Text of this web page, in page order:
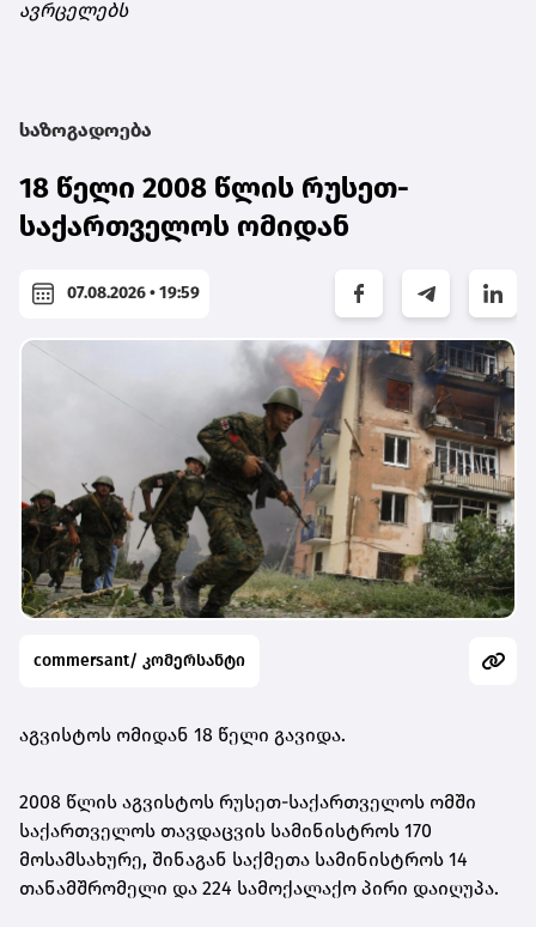
ავრცელებს
საზოგადოება
18 წელი 2008 წლის რუსეთ-
საქართველოს ომიდან
07.08.2026 • 19:59
commersant/ კომერსანტი
აგვისტოს ომიდან 18 წელი გავიდა.
2008 წლის აგვისტოს რუსეთ-საქართველოს ომში
საქართველოს თავდაცვის სამინისტროს 170
მოსამსახურე, შინაგან საქმეთა სამინისტროს 14
თანამშრომელი და 224 სამოქალაქო პირი დაიღუპა.